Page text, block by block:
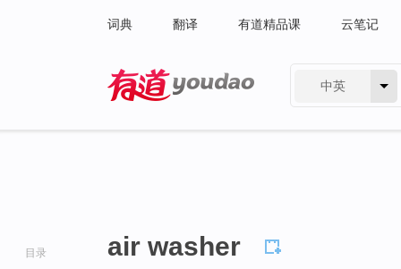
词典 翻译 有道精品课 云笔记
中英
目录 air washer